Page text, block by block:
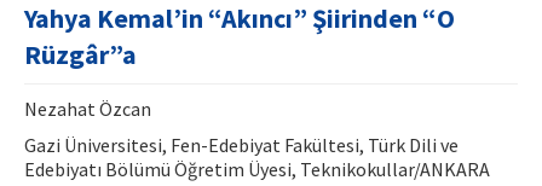
Rehberler
Yayın Politikaları
İletişim
Yahya Kemal’in “Akıncı” Şiirinden “O
Rüzgâr”a
Nezahat Özcan
Gazi Üniversitesi, Fen-Edebiyat Fakültesi, Türk Dili ve
Edebiyatı Bölümü Öğretim Üyesi, Teknikokullar/ANKARA